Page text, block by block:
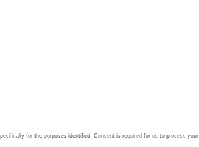
for the purposes identified. Consent is required for us to process your